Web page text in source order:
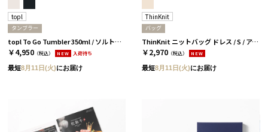
topl
タンブラー
topl To Go Tumbler 350ml / ソルト［トップル］
￥4,950 （税込） NEW 入荷待ち
最短8月11日(火)にお届け
ThinKnit
バッグ
ThinKnit ニットバッグ ドレス / S / アイボリー［シンクニット］
￥2,970 （税込） NEW
最短8月11日(火)にお届け